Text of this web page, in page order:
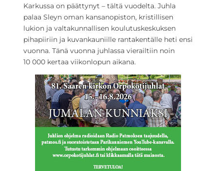
Karkussa on päättynyt – tältä vuodelta. Juhla
palaa Sleyn oman kansanopiston, kristillisen
lukion ja valtakunnallisen koulutuskeskuksen
pihapiiriin ja kuvankauniille rantakentälle heti ensi
vuonna. Tänä vuonna juhlassa vierailtiin noin
10 000 kertaa viikonlopun aikana.